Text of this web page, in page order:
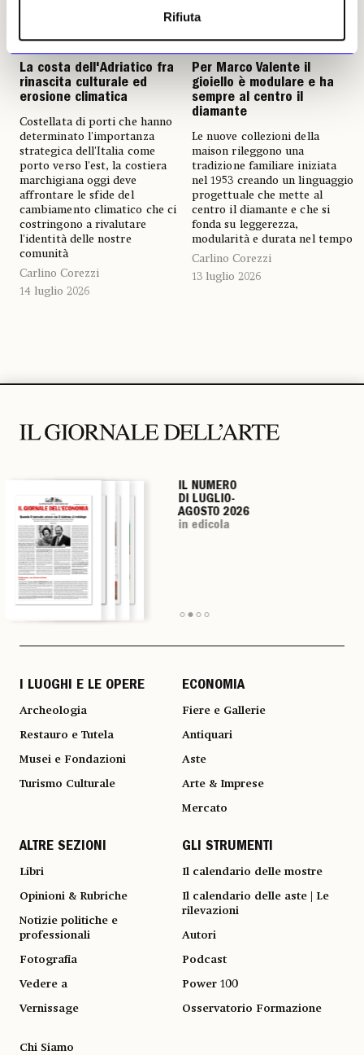
Rifiuta
NEWS TURISMO CULTURALE
La costa dell'Adriatico fra
rinascita culturale ed
erosione climatica
Costellata di porti che hanno
determinato l'importanza
strategica dell'Italia come
porto verso l'est, la costiera
marchigiana oggi deve
affrontare le sfide del
cambiamento climatico che ci
costringono a rivalutare
l'identità delle nostre
comunità
Carlino Corezzi
14 luglio 2026
NEWS MODA
Per Marco Valente il
gioiello è modulare e ha
sempre al centro il
diamante
Le nuove collezioni della
maison rileggono una
tradizione familiare iniziata
nel 1953 creando un linguaggio
progettuale che mette al
centro il diamante e che si
fonda su leggerezza,
modularità e durata nel tempo
Carlino Corezzi
13 luglio 2026
IL NUMERO
DI LUGLIO-
AGOSTO 2026
in edicola
IL NUMERO
DI LUGLIO-
AGOSTO 2026
in edicola
IL NUMERO
DI LUGLIO-
AGOSTO 2026
in edicola
IL NUMERO
DI LUGLIO-
AGOSTO 2026
in edicola
I LUOGHI E LE OPERE
Archeologia
Restauro e Tutela
Musei e Fondazioni
Turismo Culturale
ECONOMIA
Fiere e Gallerie
Antiquari
Aste
Arte & Imprese
Mercato
ALTRE SEZIONI
Libri
Opinioni & Rubriche
Notizie politiche e
professionali
Fotografia
Vedere a
Vernissage
GLI STRUMENTI
Il calendario delle mostre
Il calendario delle aste | Le
rilevazioni
Autori
Podcast
Power 100
Osservatorio Formazione
Chi Siamo